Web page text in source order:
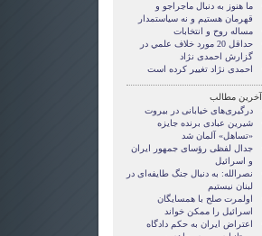
ما هنوز به دنبال ماجراجو و
قهرمان هستيم و نه سياستمدار
مساله روح و انتخابات
حداقل 20 مورد خلاف علمي در
گزارش احمدی نژاد
احمدی نژاد تغییر کرده است
آخرین مطالب
درگیری‌های خیابانی در بیروت
شیرین عبادی برنده جایزه
«تساهل» آلمان شد
جدال لفظی رؤسای جمهور ایران
و اسرائیل
نصرالله: به دنبال جنگ طایفه‌ای در
لبنان نیستیم
اولمرت صلح با همسایگان
اسرائیل را ممکن خواند
اعتراض ایران به حکم دادگاه